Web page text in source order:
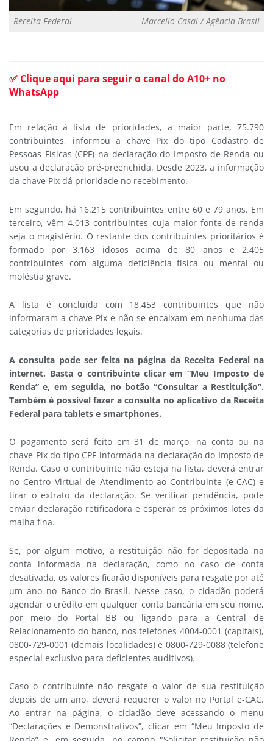
Receita Federal Marcello Casal / Agência Brasil
✅ Clique aqui para seguir o canal do A10+ no
WhatsApp
Em relação à lista de prioridades, a maior parte, 75.790
contribuintes, informou a chave Pix do tipo Cadastro de
Pessoas Físicas (CPF) na declaração do Imposto de Renda ou
usou a declaração pré-preenchida. Desde 2023, a informação
da chave Pix dá prioridade no recebimento.
Em segundo, há 16.215 contribuintes entre 60 e 79 anos. Em
terceiro, vêm 4.013 contribuintes cuja maior fonte de renda
seja o magistério. O restante dos contribuintes prioritários é
formado por 3.163 idosos acima de 80 anos e 2.405
contribuintes com alguma deficiência física ou mental ou
moléstia grave.
A lista é concluída com 18.453 contribuintes que não
informaram a chave Pix e não se encaixam em nenhuma das
categorias de prioridades legais.
A consulta pode ser feita na página da Receita Federal na
internet. Basta o contribuinte clicar em “Meu Imposto de
Renda” e, em seguida, no botão “Consultar a Restituição”.
Também é possível fazer a consulta no aplicativo da Receita
Federal para tablets e smartphones.
O pagamento será feito em 31 de março, na conta ou na
chave Pix do tipo CPF informada na declaração do Imposto de
Renda. Caso o contribuinte não esteja na lista, deverá entrar
no Centro Virtual de Atendimento ao Contribuinte (e-CAC) e
tirar o extrato da declaração. Se verificar pendência, pode
enviar declaração retificadora e esperar os próximos lotes da
malha fina.
Se, por algum motivo, a restituição não for depositada na
conta informada na declaração, como no caso de conta
desativada, os valores ficarão disponíveis para resgate por até
um ano no Banco do Brasil. Nesse caso, o cidadão poderá
agendar o crédito em qualquer conta bancária em seu nome,
por meio do Portal BB ou ligando para a Central de
Relacionamento do banco, nos telefones 4004-0001 (capitais),
0800-729-0001 (demais localidades) e 0800-729-0088 (telefone
especial exclusivo para deficientes auditivos).
Caso o contribuinte não resgate o valor de sua restituição
depois de um ano, deverá requerer o valor no Portal e-CAC.
Ao entrar na página, o cidadão deve acessando o menu
“Declarações e Demonstrativos”, clicar em “Meu Imposto de